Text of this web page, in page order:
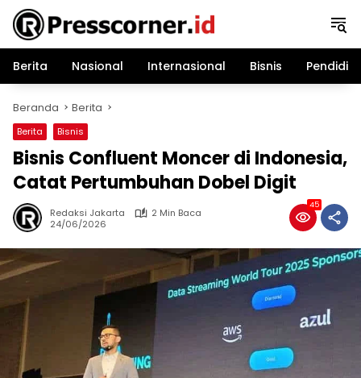
Langsung
konten
Berita
Nasional Internasional Bisnis
Beranda Berita
Berita Bisnis
Bisnis Confluent Moncer di Indonesia,
Catat Pertumbuhan Dobel Digit
Redaksi Jakarta
2 Min Baca
24/06/2026
45